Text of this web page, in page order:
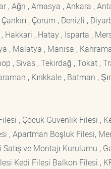
, Ağrı , Amasya , Ankara ,
, Çorum , Denizli ,
Hakkari , Hatay , Isparta ,
, Malatya , Manisa ,
, Sivas , Tekirdağ , Tokat ,
, Kırıkkale , Batman ,
, Çocuk Güvenlik Filesi ,
, Apartman Boşluk Filesi,
ve Montajı Kurulumu
Kedi Filesi Balkon Filesi ,